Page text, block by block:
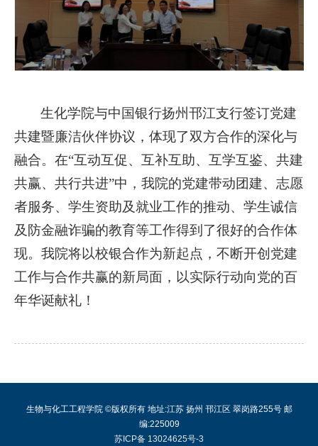
生化学院与中国银行扬州邗江支行签订党建
共建暨廉洁伙伴协议，体现了双方合作的深化与
融合。在“互动互促、互补互助、互学互鉴、共建
共赢、共行共进”中，我院的党建带动团建、志愿
者服务、学生资助及就业工作的推动、学生诚信
及防金融诈骗的教育等工作得到了很好的合作体
现。我院将以校银合作为新起点，不断开创党建
工作与合作共赢的新局面，以实际行动向党的百
年华诞献礼！
生物与化工工程学院 ©版权所有 地址:江苏 扬州 邗江区 翠岗路255号 邮
编:225009
苏ICP备 13024625号-3